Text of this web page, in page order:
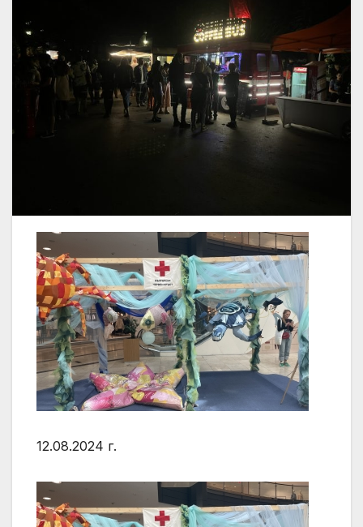
12.08.2024 г.